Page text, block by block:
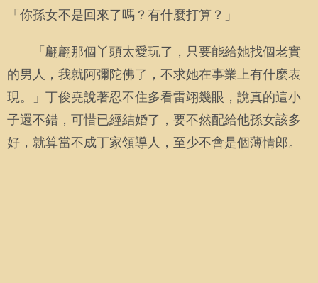
「你孫女不是回來了嗎？有什麼打算？」
「翩翩那個丫頭太愛玩了，只要能給她找個老實
的男人，我就阿彌陀佛了，不求她在事業上有什麼表
現。」丁俊堯說著忍不住多看雷翊幾眼，說真的這小
子還不錯，可惜已經結婚了，要不然配給他孫女該多
好，就算當不成丁家領導人，至少不會是個薄情郎。